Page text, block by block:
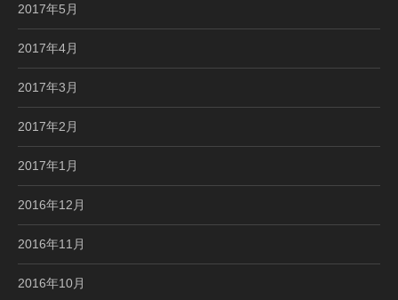
2017年5月
2017年4月
2017年3月
2017年2月
2017年1月
2016年12月
2016年11月
2016年10月